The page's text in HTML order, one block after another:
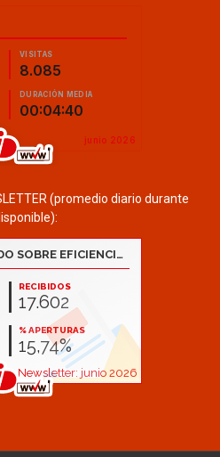
(promedio diario durante